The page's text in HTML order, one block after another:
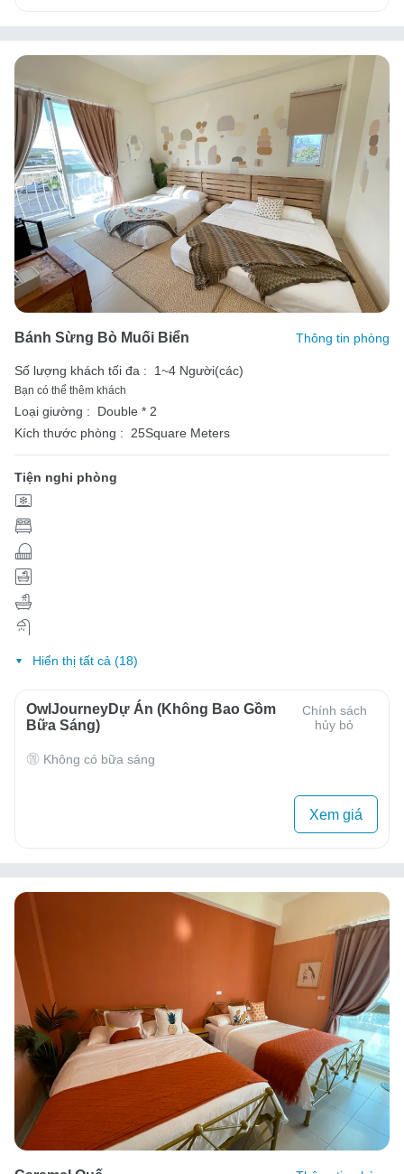
Bánh Sừng Bò Muối Biển Thông tin phòng
Số lượng khách tối đa : 1~4 Người(các)
Bạn có thể thêm khách
Loại giường :
Double * 2
Kích thước phòng :
25Square Meters
Tiện nghi phòng
Hiển thị tất cả (18)
OwlJourneyDự Án (Không Bao Gồm
Bữa Sáng)
Chính sách
hủy bỏ
Không có bữa sáng
Xem giá